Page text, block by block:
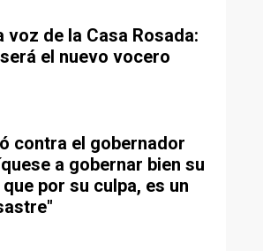
voz de la Casa Rosada:
el nuevo vocero
contra el gobernador
a gobernar bien su
por su culpa, es un